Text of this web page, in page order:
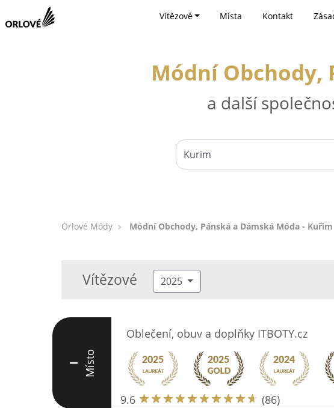
Vítězové Místa Kontakt
Módní Obchody,
a další
Orlové Módy Módní Obchody, Pánská a Dámská Móda - Kuřim
Vítězové 2025
I Místo
Oblečení, obuv a doplňky ITBOTY.cz
9.6 (86)